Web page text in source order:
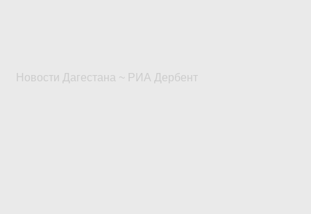
Новости Дагестана ~ РИА Дербент